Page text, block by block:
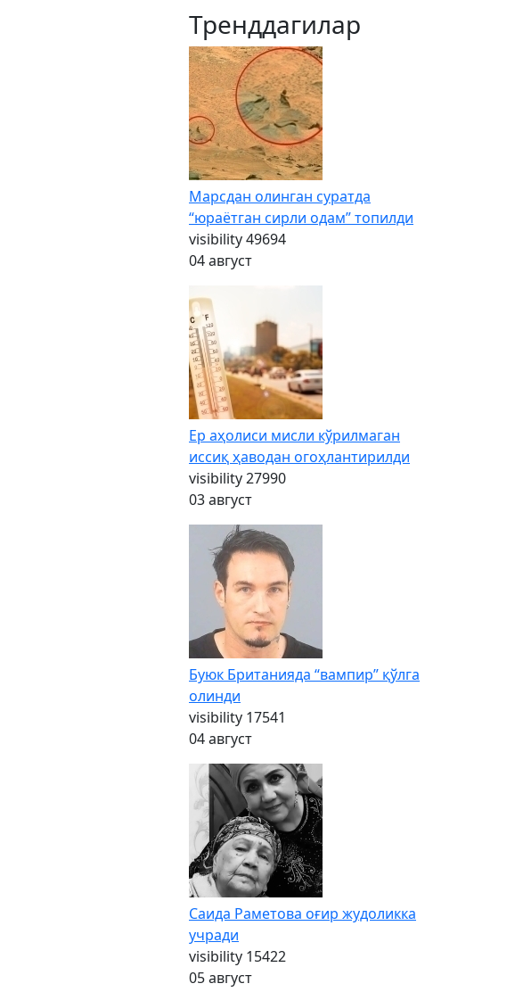
Тренддагилар
Марсдан олинган суратда
“юраётган сирли одам” топилди
visibility49694
04 август
Ер аҳолиси мисли кўрилмаган
иссиқ ҳаводан огоҳлантирилди
visibility27990
03 август
Буюк Британияда “вампир” қўлга
олинди
visibility 17541
04 август
Саида Раметова оғир жудоликка
учради
visibility 15422
05 август